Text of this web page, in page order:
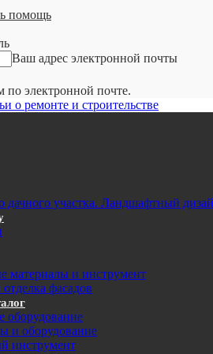
помощь
Ваш адрес электронной почты
по электронной почте.
о ремонте и строительстве
дачного участка. Ландшафтный
материалы и инструмент
фасадов
оборудование
и оборудование
инструмент